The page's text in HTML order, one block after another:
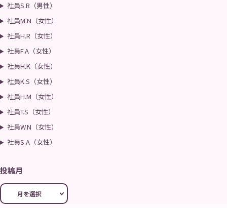
社員S.R（男性）
社員M.N（女性）
社員H.R（女性）
社員F.A（女性）
社員H.K（女性）
社員K.S（女性）
社員H.M（女性）
社員T.S（女性）
社員W.N（女性）
社員S.A（女性）
投稿月